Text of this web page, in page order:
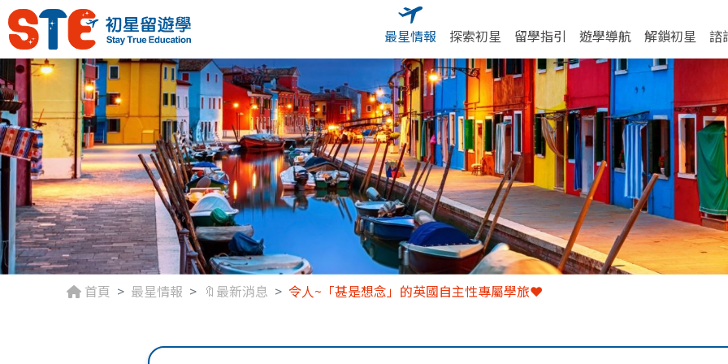
最星情報 探索初星 留學指引 遊學導航 解鎖初星 諮
首頁 最星情報 🔖最新消息 令人~「甚是想念」的英國自主性專屬學旅❤️